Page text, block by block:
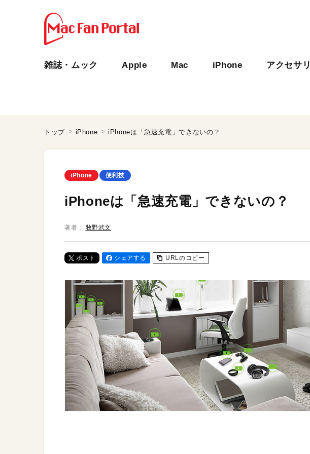
雑誌・ムック Apple Mac iPhone アクセサリ
トップ iPhone iPhoneは「急速充電」できないの？
iPhone 便利技
iPhoneは「急速充電」できないの？
著者： 牧野武文
ポスト シェアする URLのコピー